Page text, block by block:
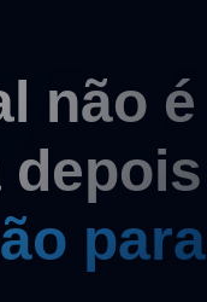
não é
depois
para